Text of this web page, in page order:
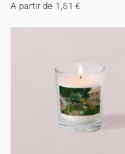
A partir de 1,51 €